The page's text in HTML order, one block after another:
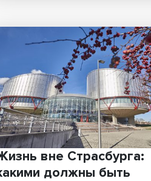
исследовательского
«Высшая школа